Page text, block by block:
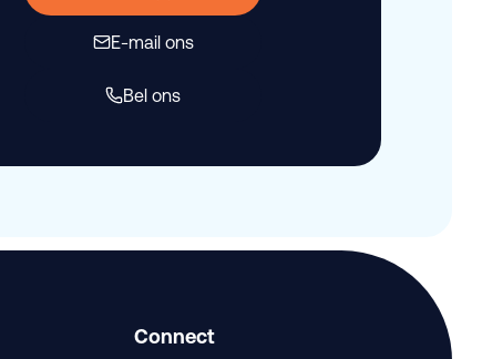
E-mail ons
Bel ons
Connect